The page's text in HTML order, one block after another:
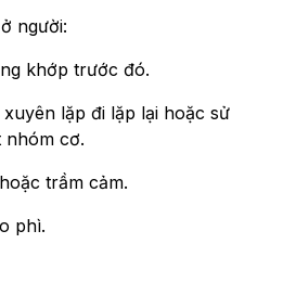
người:
khớp trước đó.
lặp đi lặp lại hoặc sử
nhóm cơ.
trầm cảm.
phì.